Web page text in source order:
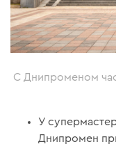
С Днипроменом
У
Днипромен